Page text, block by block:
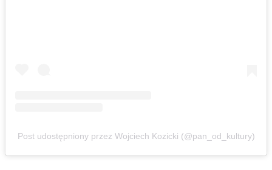
Post udostępniony przez Wojciech Kozicki (@pan_od_kultury)